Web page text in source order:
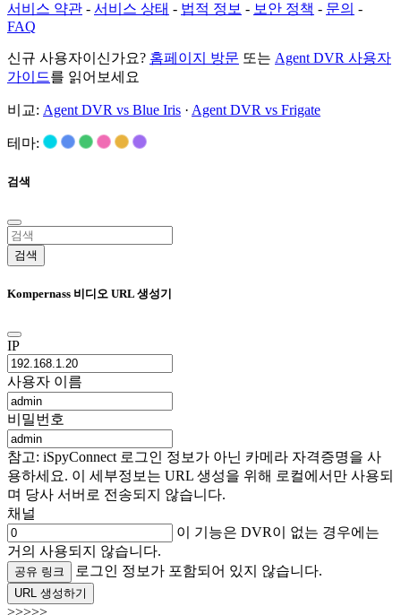
서비스 약관 - 서비스 상태 - 법적 정보 - 보안 정책 - 문의 -
FAQ
신규 사용자이신가요? 홈페이지 방문 또는 Agent DVR 사용자
가이드를 읽어보세요
비교: Agent DVR vs Blue Iris · Agent DVR vs Frigate
테마:
검색
검색
Kompernass 비디오 URL 생성기
IP
사용자 이름
비밀번호
참고: iSpyConnect 로그인 정보가 아닌 카메라 자격증명을 사
용하세요. 이 세부정보는 URL 생성을 위해 로컬에서만 사용되
며 당사 서버로 전송되지 않습니다.
채널
이 기능은 DVR이 없는 경우에는
거의 사용되지 않습니다.
공유 링크 로그인 정보가 포함되어 있지 않습니다.
URL 생성하기
>>>>>